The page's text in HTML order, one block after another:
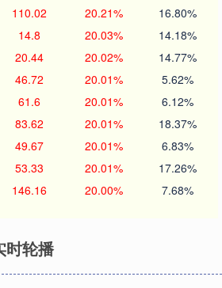
110.02 20.21% 16.80%
14.8 20.03% 14.18%
20.44 20.02% 14.77%
46.72 20.01% 5.62%
61.6 20.01% 6.12%
83.62 20.01% 18.37%
49.67 20.01% 6.83%
53.33 20.01% 17.26%
146.16 20.00% 7.68%
时轮播